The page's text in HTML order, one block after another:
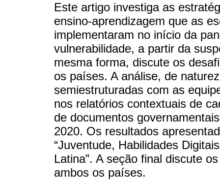
Este artigo investiga as
ensino-aprendizagem que as
implementaram no início da
vulnerabilidade, a partir da
mesma forma, discute os
os países. A análise, de
semiestruturadas com as
nos relatórios contextuais de
de documentos
2020. Os resultados
“Juventude, Habilidades
Latina”. A seção final discute
ambos os países.